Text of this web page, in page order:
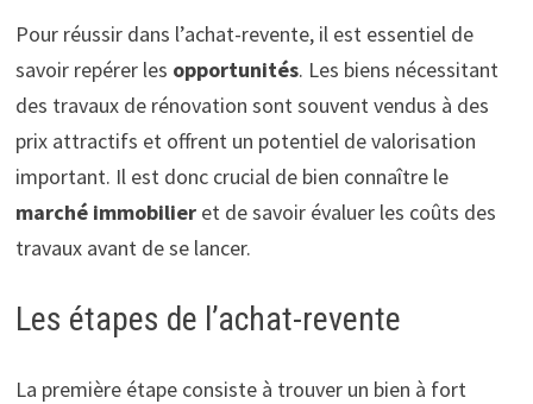
Pour réussir dans l’achat-revente, il est essentiel de
savoir repérer les opportunités. Les biens nécessitant
des travaux de rénovation sont souvent vendus à des
prix attractifs et offrent un potentiel de valorisation
important. Il est donc crucial de bien connaître le
marché immobilieret de savoir évaluer les coûts des
travaux avant de se lancer.
Les étapes de l’achat-revente
La première étape consiste à trouver un bien à fort